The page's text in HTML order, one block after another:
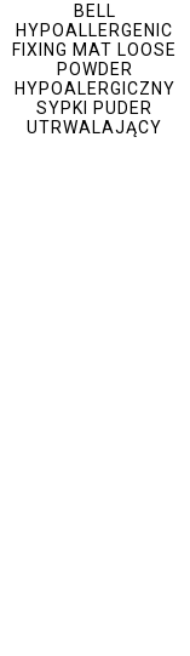
BELL
HYPOALLERGENIC
FIXING MAT LOOSE
POWDER
HYPOALERGICZNY
SYPKI PUDER
UTRWALAJĄCY